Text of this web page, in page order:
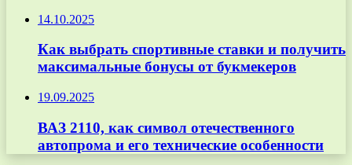
14.10.2025
Как выбрать спортивные ставки и получить
максимальные бонусы от букмекеров
19.09.2025
ВАЗ 2110, как символ отечественного
автопрома и его технические особенности